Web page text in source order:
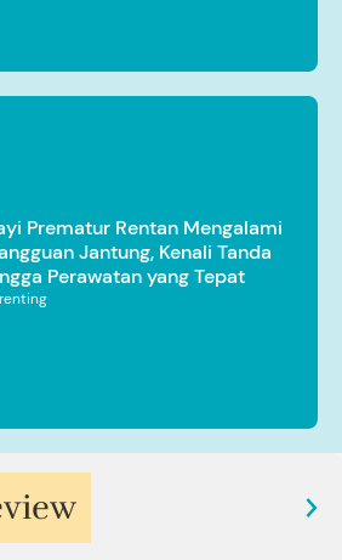
Prematur Rentan Mengalami
Jantung, Kenali Tanda
Perawatan yang Tepat